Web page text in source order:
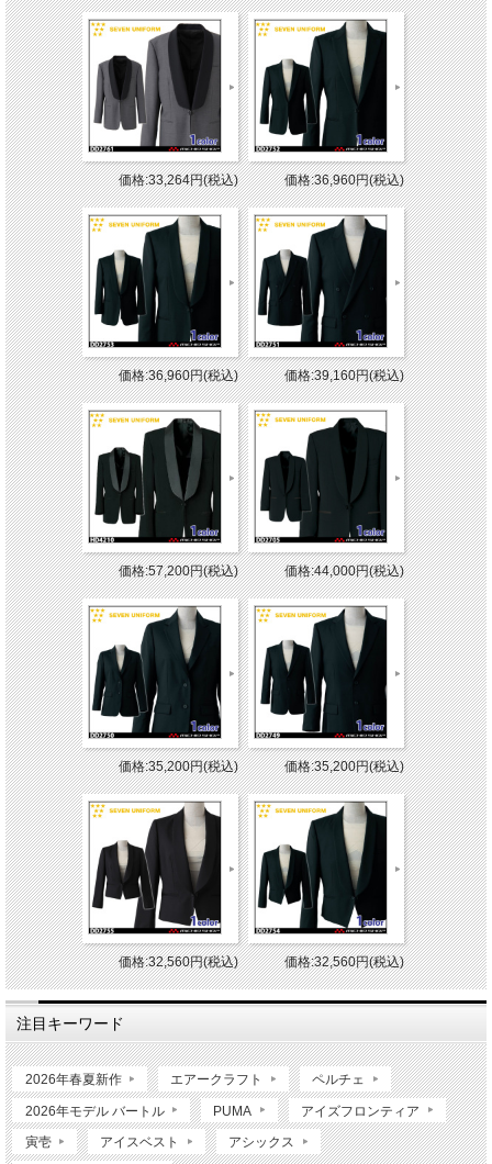
価格:33,264円(税込) 価格:36,960円(税込)
価格:36,960円(税込) 価格:39,160円(税込)
価格:57,200円(税込) 価格:44,000円(税込)
価格:35,200円(税込) 価格:35,200円(税込)
価格:32,560円(税込) 価格:32,560円(税込)
注目キーワード
2026年春夏新作 エアークラフト ペルチェ
2026年モデル バートル PUMA アイズフロンティア
寅壱 アイスベスト アシックス